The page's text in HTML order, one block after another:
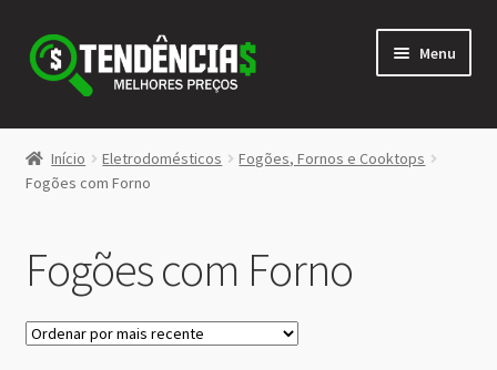
Pular
para
navegação
Pular
para
conteúdo
Menu
LOJA
<>
Início Eletrodomésticos
Fogões, Fornos e Cooktops
Fogões com Forno
Fogões com Forno